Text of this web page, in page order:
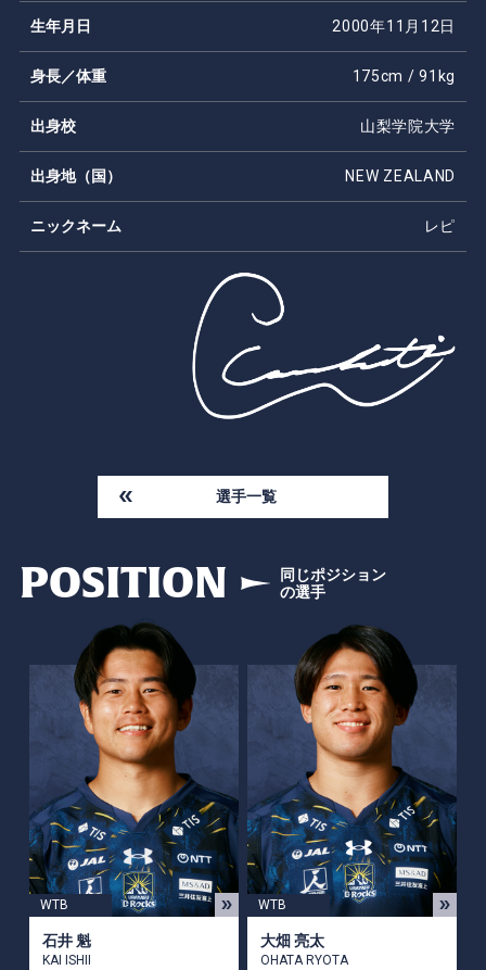
生年月日 2000年11月12日
身長／体重 175cm / 91kg
出身校 山梨学院大学
出身地（国） NEW ZEALAND
ニックネーム レピ
選手一覧
POSITION
同じポジション
の選手
WTB
石井 魁
KAI ISHII
WTB
大畑 亮太
OHATA RYOTA